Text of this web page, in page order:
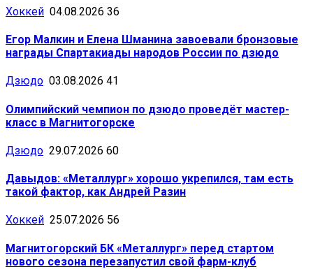
Хоккей 04.08.2026 36
Егор Малкин и Елена Шманина завоевали бронзовые
награды Спартакиады народов России по дзюдо
Дзюдо 03.08.2026 41
Олимпийский чемпион по дзюдо проведёт мастер-
класс в Магнитогорске
Дзюдо 29.07.2026 60
Давыдов: «Металлург» хорошо укрепился, там есть
такой фактор, как Андрей Разин
Хоккей 25.07.2026 56
Магнитогорский БК «Металлург» перед стартом
нового сезона перезапустил свой фарм-клуб